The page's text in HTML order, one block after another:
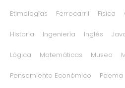
Etimologías Ferrocarril Física
Historia Ingeniería Inglés
Lógica Matemáticas Museo
Pensamiento Económico Poema